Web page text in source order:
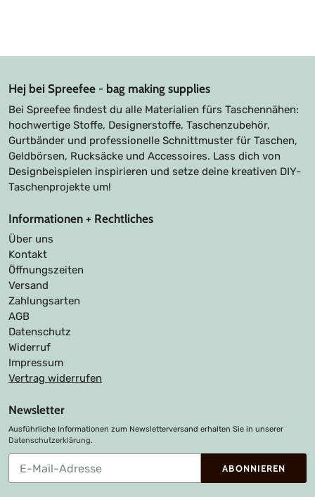
Hej bei Spreefee - bag making supplies
Bei Spreefee findest du alle Materialien fürs Taschennähen:
hochwertige Stoffe, Designerstoffe, Taschenzubehör,
Gurtbänder und professionelle Schnittmuster für Taschen,
Geldbörsen, Rucksäcke und Accessoires. Lass dich von
Designbeispielen inspirieren und setze deine kreativen DIY-
Taschenprojekte um!
Informationen + Rechtliches
Über uns
Kontakt
Öffnungszeiten
Versand
Zahlungsarten
AGB
Datenschutz
Widerruf
Impressum
Vertrag widerrufen
Newsletter
Ausführliche Informationen zum Newsletterversand erhalten Sie in unserer
Datenschutzerklärung.
unsere
ABONNIEREN